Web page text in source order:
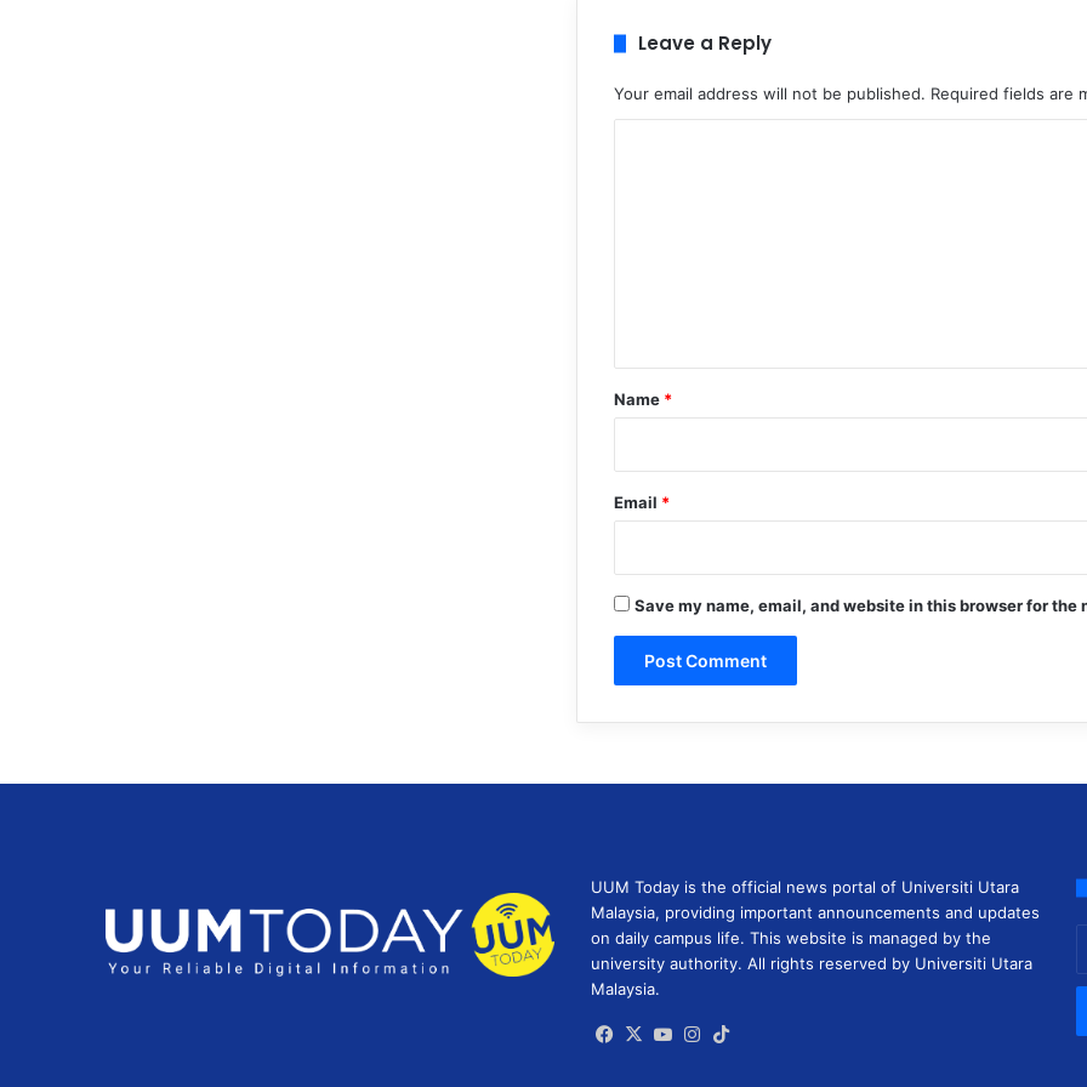
Leave a Reply
Your email address will not be published. Required fields are
*
Name *
Email *
Save my name, email, and website in this browser for the
UUM Today is the official news portal of Universiti Utara
Malaysia, providing important announcements and updates
on daily campus life. This website is managed by the
university authority. All rights reserved by Universiti Utara
Malaysia.
Facebook
X YouTubeInstagram